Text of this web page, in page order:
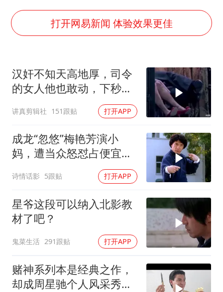
万岁山接盘烂尾恒大文旅城
老人被城管撞倒后离世亲属质疑记录仪
习近平心系体育强国建设
打开网易新闻 体验效果更佳
汉奸不知天高地厚，司令
的女人他也敢动，下秒就
讲真剪辑社 151跟贴 打开APP
成龙“忽悠”梅艳芳演小
妈，遭当众怒怼占便宜：
醉拳对战夺命连环腿
诗情话影 5跟贴 打开APP
星爷这段可以纳入北影教
材了吧？
鬼菜生活 291跟贴 打开APP
赌神系列本是经典之作，
却成周星驰个人风采秀，